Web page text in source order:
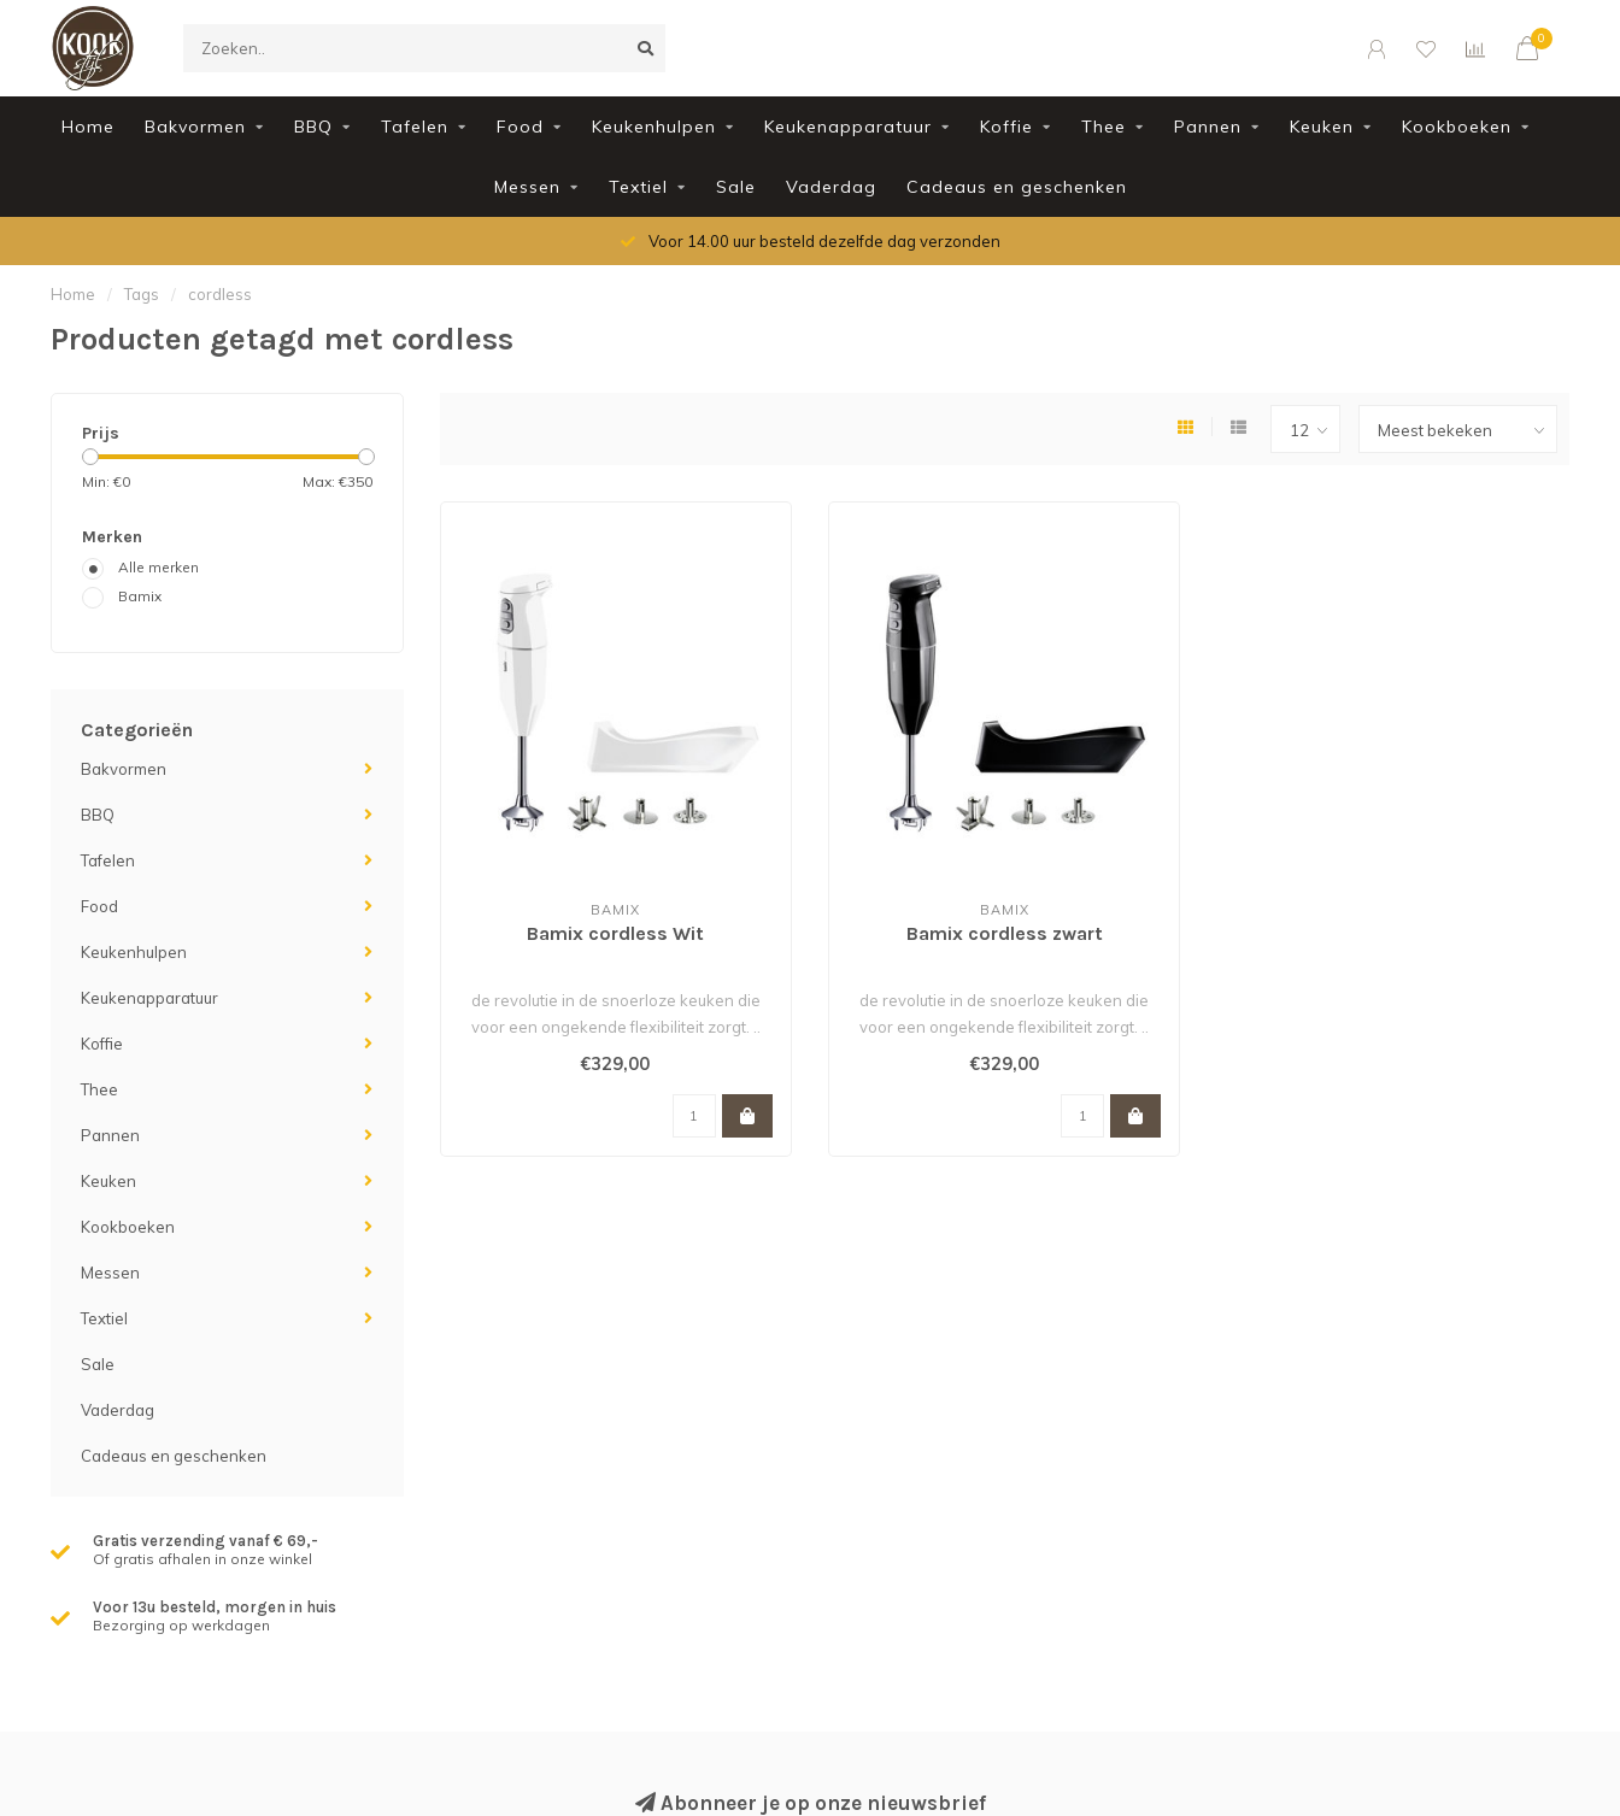
0
Home Bakvormen BBQ Tafelen Food Keukenhulpen Keukenapparatuur Koffie Thee Pannen Keuken Kookboeken
Messen Textiel Sale Vaderdag Cadeaus en geschenken
Voor 14.00 uur besteld dezelfde dag verzonden
Home / Tags / cordless
Producten getagd met cordless
Prijs
Min: €0 Max: €350
Merken
Alle merken
Bamix
Categorieën
Bakvormen
BBQ
Tafelen
Food
Keukenhulpen
Keukenapparatuur
Koffie
Thee
Pannen
Keuken
Kookboeken
Messen
Textiel
Sale
Vaderdag
Cadeaus en geschenken
Gratis verzending vanaf € 69,-
Of gratis afhalen in onze winkel
Voor 13u besteld, morgen in huis
Bezorging op werkdagen
BAMIX
Bamix cordless Wit
de revolutie in de snoerloze keuken die
voor een ongekende flexibiliteit zorgt. ..
€329,00
BAMIX
Bamix cordless zwart
de revolutie in de snoerloze keuken die
voor een ongekende flexibiliteit zorgt. ..
€329,00
Abonneer je op onze nieuwsbrief